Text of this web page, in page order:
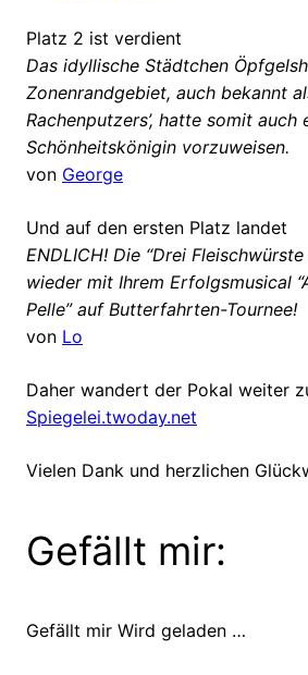
Platz 2 ist verdient
Das idyllische Städtchen
Zonenrandgebiet, auch bekannt
Rachenputzers’, hatte somit auch
Schönheitskönigin vorzuweisen.
von George
Und auf den ersten Platz landet
ENDLICH! Die “Drei
wieder mit Ihrem Erfolgsmusical
Pelle” auf Butterfahrten-Tournee!
von Lo
Daher wandert der Pokal weiter
Spiegelei.twoday.net
Vielen Dank und herzlichen
Gefällt mir:
Gefällt mir Wird geladen …